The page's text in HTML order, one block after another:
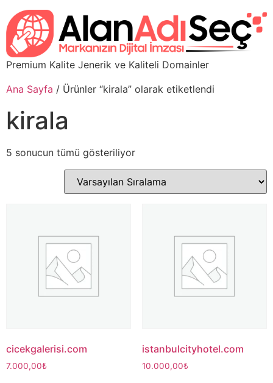
Premium Kalite Jenerik ve Kaliteli Domainler
Ana Sayfa / Ürünler “kirala” olarak etiketlendi
kirala
5 sonucun tümü gösteriliyor
cicekgalerisi.com
7.000,00₺
istanbulcityhotel.com
10.000,00₺